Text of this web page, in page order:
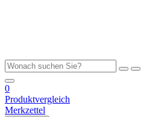
0
Produktvergleich
Merkzettel